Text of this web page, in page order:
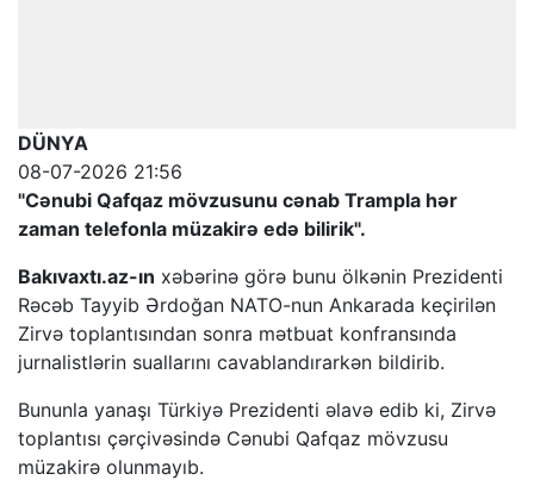
DÜNYA
08-07-2026 21:56
"Cənubi Qafqaz mövzusunu cənab Trampla hər
zaman telefonla müzakirə edə bilirik".
Bakıvaxtı.az-ın xəbərinə görə bunu ölkənin Prezidenti
Rəcəb Tayyib Ərdoğan NATO-nun Ankarada keçirilən
Zirvə toplantısından sonra mətbuat konfransında
jurnalistlərin suallarını cavablandırarkən bildirib.
Bununla yanaşı Türkiyə Prezidenti əlavə edib ki, Zirvə
toplantısı çərçivəsində Cənubi Qafqaz mövzusu
müzakirə olunmayıb.